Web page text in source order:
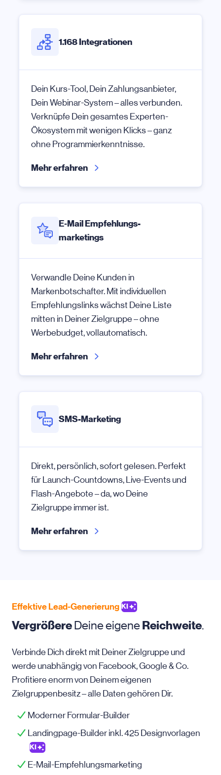
1.168 Integrationen
Dein Kurs-Tool, Dein Zahlungsanbieter,
Dein Webinar-System – alles verbunden.
Verknüpfe Dein gesamtes Experten-
Ökosystem mit wenigen Klicks – ganz
ohne Programmierkenntnisse.
Mehr erfahren
E‑Mail Empfehlungs-
marketings
Verwandle Deine Kunden in
Markenbotschafter. Mit individuellen
Empfehlungslinks wächst Deine Liste
mitten in Deiner Zielgruppe – ohne
Werbebudget, vollautomatisch.
Mehr erfahren
SMS-Marketing
Direkt, persönlich, sofort gelesen. Perfekt
für Launch-Countdowns, Live-Events und
Flash-Angebote – da, wo Deine
Zielgruppe immer ist.
Mehr erfahren
Effektive Lead-Generierung KI
VergrößereDeine eigeneReichweite.
Verbinde Dich direkt mit Deiner Zielgruppe und
werde unabhängig von Facebook, Google & Co.
Profitiere enorm von Deinem eigenen
Zielgruppenbesitz – alle Daten gehören Dir.
Moderner Formular-Builder
Landingpage-Builder inkl. 425 Designvorlagen
KI
E-Mail-Empfehlungsmarketing